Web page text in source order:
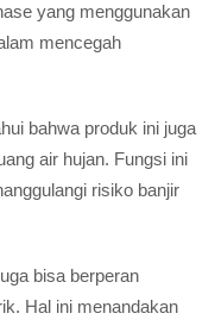
yang menggunakan
mencegah
bahwa produk ini juga
air hujan. Fungsi ini
risiko banjir
bisa berperan
Hal ini menandakan